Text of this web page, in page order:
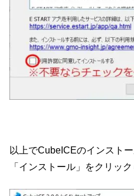
以上でCubeICEのインスト
「インストール」をクリック